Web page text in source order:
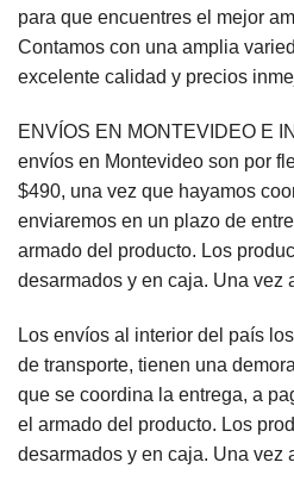
para que encuentres el mejor
Contamos con una amplia
excelente calidad y precios
ENVÍOS EN MONTEVIDEO E
envíos en Montevideo son por
$490, una vez que hayamos
enviaremos en un plazo de
armado del producto. Los
desarmados y en caja. Una vez
Los envíos al interior del país
de transporte, tienen una
que se coordina la entrega, a
el armado del producto. Los
desarmados y en caja. Una vez